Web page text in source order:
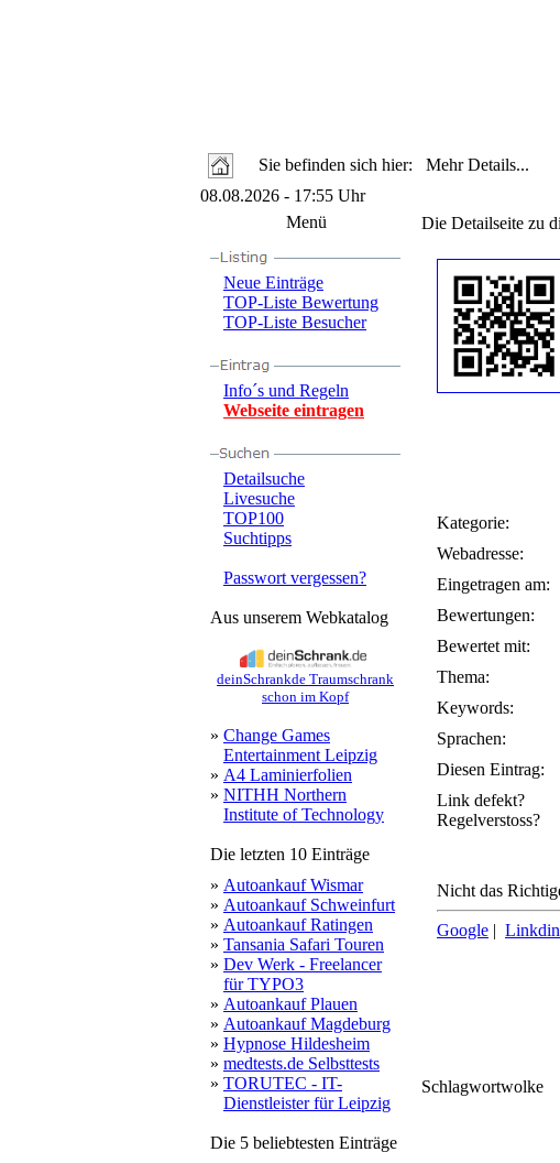
Sie befinden sich hier: Mehr Details...
08.08.2026 - 17:55 Uhr
Menü
Neue Einträge
TOP-Liste Bewertung
TOP-Liste Besucher
Info´s und Regeln
Webseite eintragen
Detailsuche
Livesuche
TOP100
Suchtipps
Passwort vergessen?
Aus unserem Webkatalog
deinSchrankde Traumschrank
schon im Kopf
» Change Games
Entertainment Leipzig
» A4 Laminierfolien
» NITHH Northern
Institute of Technology
Die letzten 10 Einträge
» Autoankauf Wismar
» Autoankauf Schweinfurt
» Autoankauf Ratingen
» Tansania Safari Touren
» Dev Werk - Freelancer
für TYPO3
» Autoankauf Plauen
» Autoankauf Magdeburg
» Hypnose Hildesheim
» medtests.de Selbsttests
» TORUTEC - IT-
Dienstleister für Leipzig
Die 5 beliebtesten Einträge
Die Detailseite zu
Kategorie:
Webadresse:
Eingetragen am:
Bewertungen:
Bewertet mit:
Thema:
Keywords:
Sprachen:
Diesen Eintrag:
Link defekt?
Regelverstoss?
Nicht das
Google |
Schlagwortwolke